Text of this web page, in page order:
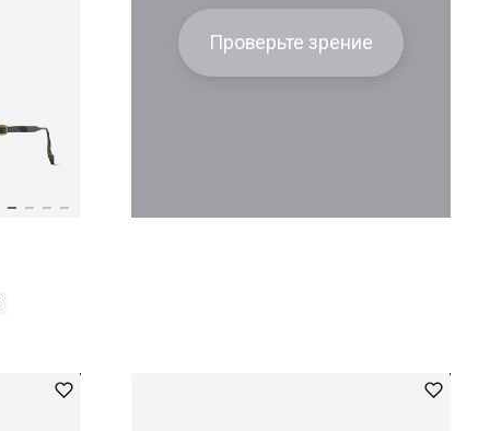
Проверьте зрение